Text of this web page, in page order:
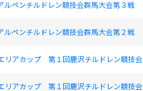
ルペンチルドレン競技会群馬大会第３戦
ルペンチルドレン競技会群馬大会第２戦
リアカップ 第１回鹿沢チルドレン競技会
リアカップ 第１回鹿沢チルドレン競技会